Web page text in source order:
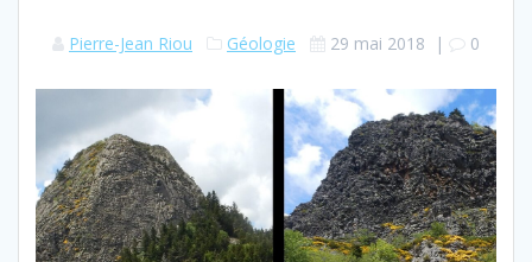
Pierre-Jean Riou Géologie 29 mai 2018 | 0